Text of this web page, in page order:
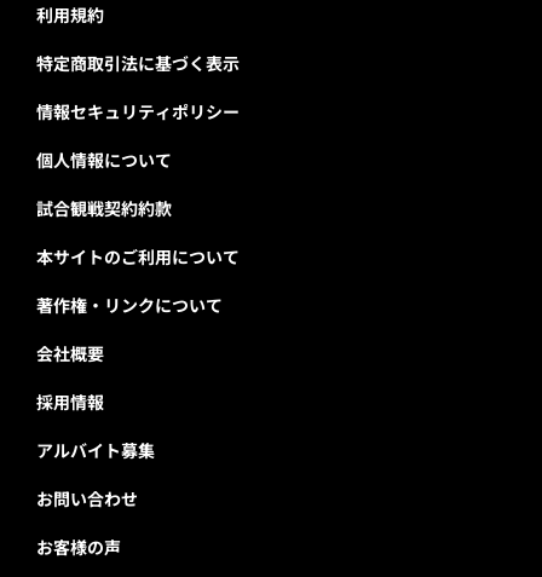
利用規約
特定商取引法に基づく表示
情報セキュリティポリシー
個人情報について
試合観戦契約約款
本サイトのご利用について
著作権・リンクについて
会社概要
採用情報
アルバイト募集
お問い合わせ
お客様の声